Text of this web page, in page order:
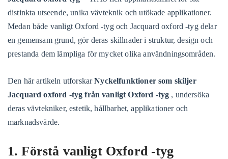
distinkta utseende, unika vävteknik och utökade applikationer.
Medan både vanligt Oxford -tyg och Jacquard oxford -tyg delar
en gemensam grund, gör deras skillnader i struktur, design och
prestanda dem lämpliga för mycket olika användningsområden.
Den här artikeln utforskarNyckelfunktioner som skiljer
Jacquard oxford -tyg från vanligt Oxford -tyg , undersöka
deras vävtekniker, estetik, hållbarhet, applikationer och
marknadsvärde.
1. Förstå vanligt Oxford -tyg